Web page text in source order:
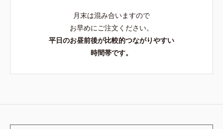
月末は混み合いますので
お早めにご注文ください。
平日のお昼前後が比較的つながりやすい
時間帯です。